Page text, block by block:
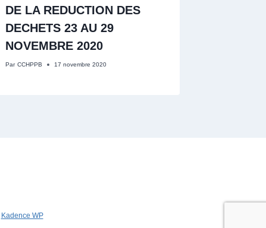
DE LA REDUCTION DES
DECHETS 23 AU 29
NOVEMBRE 2020
Par CCHPPB 17 novembre 2020
Kadence WP